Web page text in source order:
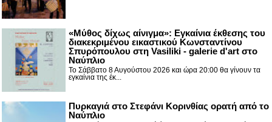
«Μύθος δίχως αίνιγμα»: Εγκαίνια έκθεσης του
διακεκριμένου εικαστικού Κωνσταντίνου
Σπυρόπουλου στη Vasiliki - galerie d'art στο
Ναύπλιο
Το Σάββατο 8 Αυγούστου 2026 και ώρα 20:00 θα γίνουν τα
εγκαίνια της έκ...
Πυρκαγιά στο Στεφάνι Κορινθίας ορατή από το
Ναύπλιο